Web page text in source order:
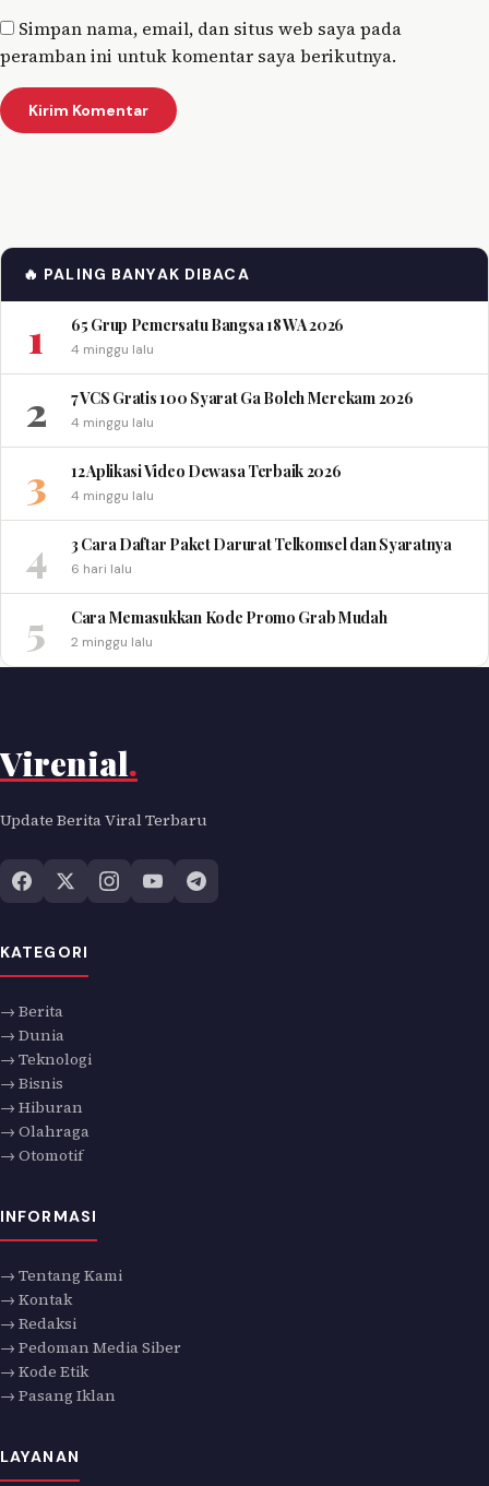
Simpan nama, email, dan situs web saya pada
peramban ini untuk komentar saya berikutnya.
🔥 PALING BANYAK DIBACA
1 65 Grup Pemersatu Bangsa 18 WA 2026
4 minggu lalu
2 7 VCS Gratis 100 Syarat Ga Boleh Merekam 2026
4 minggu lalu
3 12 Aplikasi Video Dewasa Terbaik 2026
4 minggu lalu
4 3 Cara Daftar Paket Darurat Telkomsel dan Syaratnya
6 hari lalu
5 Cara Memasukkan Kode Promo Grab Mudah
2 minggu lalu
Virenial.
Update Berita Viral Terbaru
KATEGORI
→ Berita
→ Dunia
→ Teknologi
→ Bisnis
→ Hiburan
→ Olahraga
→ Otomotif
INFORMASI
→ Tentang Kami
→ Kontak
→ Redaksi
→ Pedoman Media Siber
→ Kode Etik
→ Pasang Iklan
LAYANAN